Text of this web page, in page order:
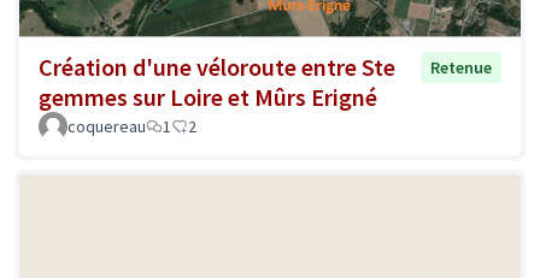
Création d'une véloroute entre Ste
gemmes sur Loire et Mûrs Erigné
Retenue
coquereau 1 2